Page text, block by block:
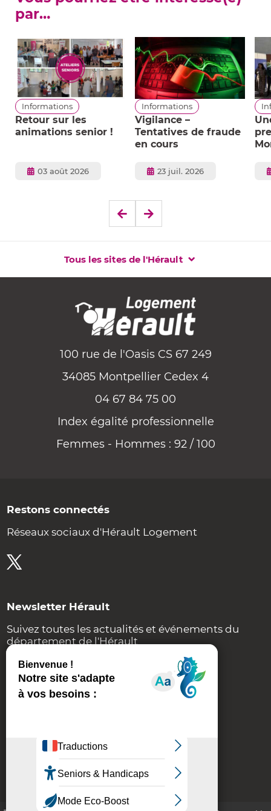
par…
Informations
Retour sur les
animations senior !
Publié
03 août 2026
Informations
Vigilance –
Tentatives de fraude
en cours
Publié
23 juil. 2026
ElémentElément
Tous les sites de l'Hérault
100 rue de l'Oasis CS 67 249
34085 Montpellier Cedex 4
04 67 84 75 00
Index égalité professionnelle
Femmes - Hommes : 92 / 100
Restons connectés
Réseaux sociaux d'Hérault Logement
Newsletter Hérault
Suivez toutes les actualités et événements du
département de l'Hérault
Je m'inscris
Accessibilité
Mentions légales